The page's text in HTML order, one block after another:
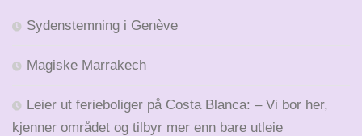
Sydenstemning i Genève
Magiske Marrakech
Leier ut ferieboliger på Costa Blanca: – Vi bor her,
kjenner området og tilbyr mer enn bare utleie